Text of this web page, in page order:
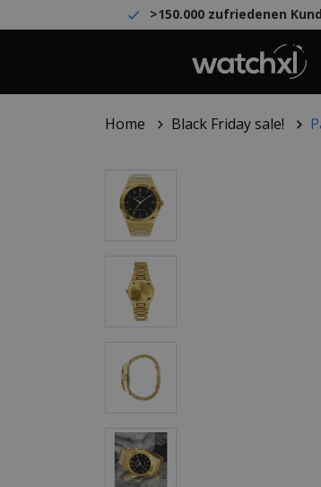
>150.000 zufriedenen
Home Black Friday sale!